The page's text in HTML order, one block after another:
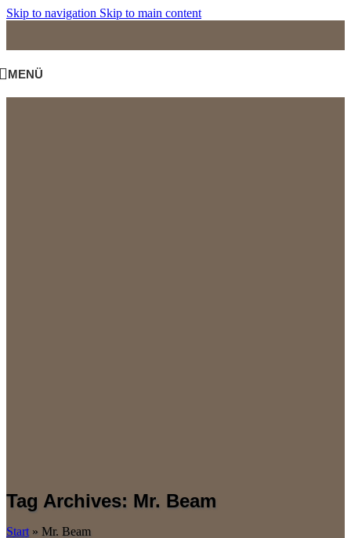
Skip to navigation Skip to main content
MENÜ
Tag Archives: Mr. Beam
Start » Mr. Beam